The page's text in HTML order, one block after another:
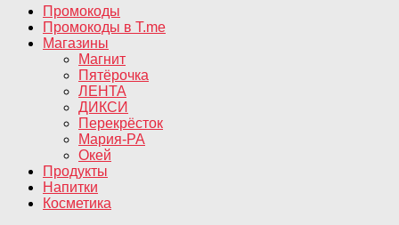
Промокоды
Промокоды в T.me
Магазины
Магнит
Пятёрочка
ЛЕНТА
ДИКСИ
Перекрёсток
Мария-РА
Окей
Продукты
Напитки
Косметика